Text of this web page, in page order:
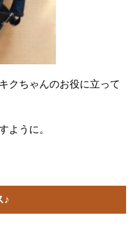
クちゃんのお役に立って
ように。
♪